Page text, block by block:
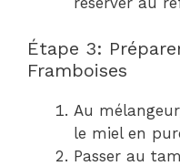
Étape 3:
Framboises
Au
le miel en
Passer au